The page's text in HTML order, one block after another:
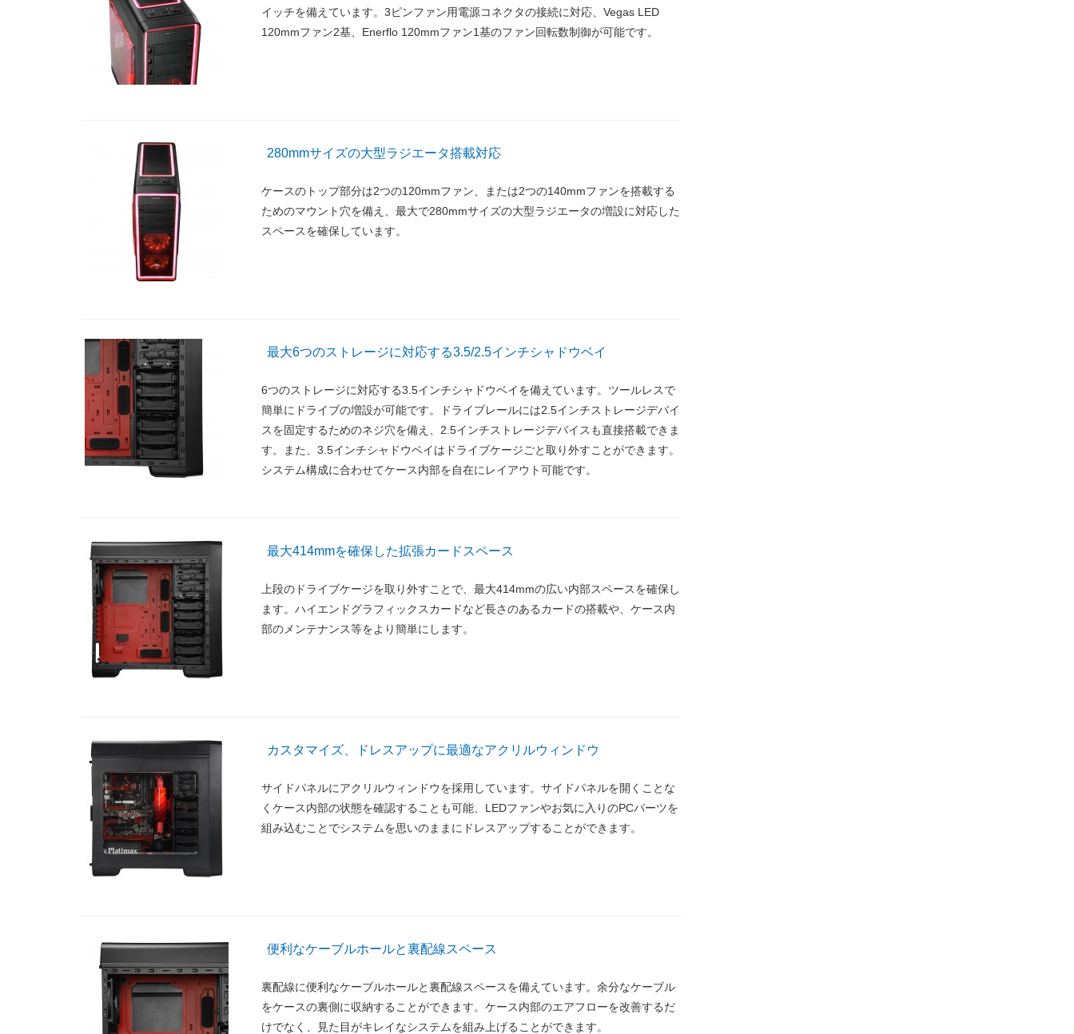
イッチを備えています。3ピンファン用電源コネクタの接続に対応、Vegas LED
120mmファン2基、Enerflo 120mmファン1基のファン回転数制御が可能です。
280mmサイズの大型ラジエータ搭載対応
ケースのトップ部分は2つの120mmファン、または2つの140mmファンを搭載する
ためのマウント穴を備え、最大で280mmサイズの大型ラジエータの増設に対応した
スペースを確保しています。
最大6つのストレージに対応する3.5/2.5インチシャドウベイ
6つのストレージに対応する3.5インチシャドウベイを備えています。ツールレスで
簡単にドライブの増設が可能です。ドライブレールには2.5インチストレージデバイ
スを固定するためのネジ穴を備え、2.5インチストレージデバイスも直接搭載できま
す。また、3.5インチシャドウベイはドライブケージごと取り外すことができます。
システム構成に合わせてケース内部を自在にレイアウト可能です。
最大414mmを確保した拡張カードスペース
上段のドライブケージを取り外すことで、最大414mmの広い内部スペースを確保し
ます。ハイエンドグラフィックスカードなど長さのあるカードの搭載や、ケース内
部のメンテナンス等をより簡単にします。
カスタマイズ、ドレスアップに最適なアクリルウィンドウ
サイドパネルにアクリルウィンドウを採用しています。サイドパネルを開くことな
くケース内部の状態を確認することも可能、LEDファンやお気に入りのPCパーツを
組み込むことでシステムを思いのままにドレスアップすることができます。
便利なケーブルホールと裏配線スペース
裏配線に便利なケーブルホールと裏配線スペースを備えています。余分なケーブル
をケースの裏側に収納することができます。ケース内部のエアフローを改善するだ
けでなく、見た目がキレイなシステムを組み上げることができます。